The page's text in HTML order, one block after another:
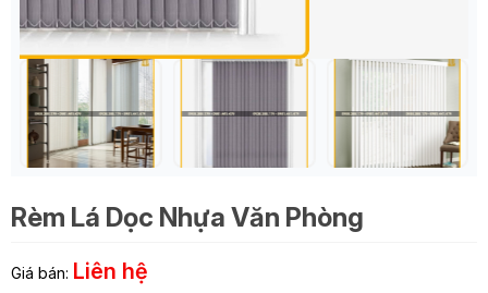
Rèm Lá Dọc Nhựa Văn Phòng
Giá bán: Liên hệ